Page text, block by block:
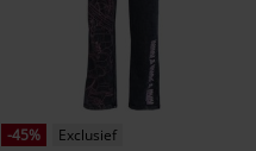
-45%
Exclusief